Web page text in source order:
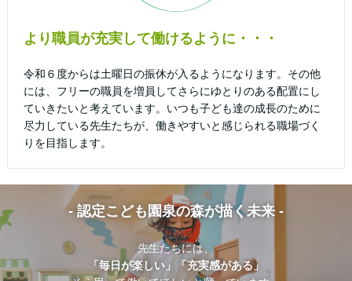
より職員が充実して働けるように・・・
令和６度からは土曜日の振休が入るようになります。その他
には、フリーの職員を増員してさらにゆとりのある配置にし
ていきたいと考えています。いつも子ども達の成長のために
尽力している先生たちが、働きやすいと感じられる職場づく
りを目指します。
- 認定こども園泉の森が描く未来 -
先生たちには、
「毎日が楽しい」
「充実感がある」